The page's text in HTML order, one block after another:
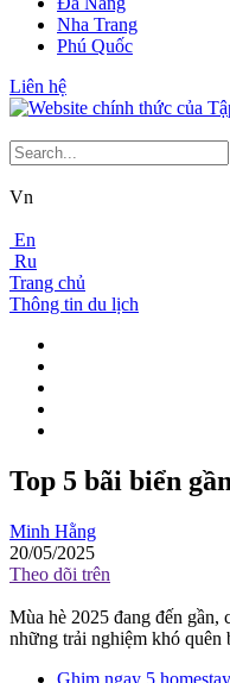
Nha Trang
Phú Quốc
Liên hệ
Vn
En
Ru
Trang chủ
Thông tin du lịch
Top 5 bãi biển
Minh Hằng
20/05/2025
Theo dõi trên
Mùa hè 2025 đang đến gần,
những trải nghiệm khó quên
Ghim ngay 5